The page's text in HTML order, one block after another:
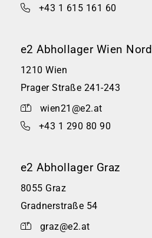
+43 1 615 161 60
e2 Abhollager Wien Nord
1210 Wien
Prager Straße 241-243
wien21@e2.at
+43 1 290 80 90
e2 Abhollager Graz
8055 Graz
Gradnerstraße 54
graz@e2.at